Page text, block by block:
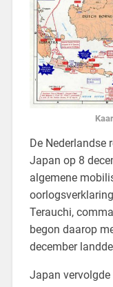
De Nederlandse
Japan op 8
algemene
Terauchi,
begon daarop
december
Japan